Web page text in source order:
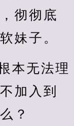
彻彻底
妹子。
本无法理
加入到
？